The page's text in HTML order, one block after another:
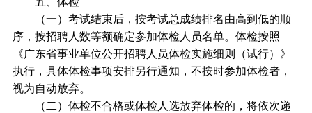
（一）考试结束后，按考试总成绩排名由高到低的顺
序，按招聘人数等额确定参加体检人员名单。体检按照
《广东省事业单位公开招聘人员体检实施细则（试行）》
执行，具体体检事项安排另行通知，不按时参加体检者，
视为自动放弃。
（二）体检不合格或体检人选放弃体检的，将依次递